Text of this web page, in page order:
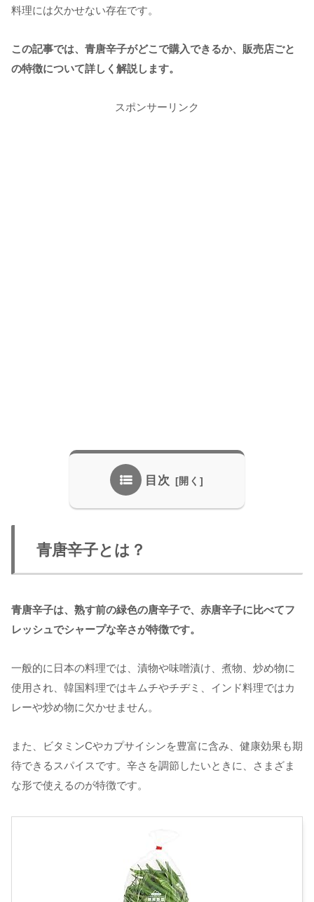
料理には欠かせない存在です。
この記事では、青唐辛子がどこで購入できるか、販売店ごと
の特徴について詳しく解説します。
スポンサーリンク
目次
青唐辛子とは？
青唐辛子は、熟す前の緑色の唐辛子で、赤唐辛子に比べてフ
レッシュでシャープな辛さが特徴です。
一般的に日本の料理では、漬物や味噌漬け、煮物、炒め物に
使用され、韓国料理ではキムチやチヂミ、インド料理ではカ
レーや炒め物に欠かせません。
また、ビタミンCやカプサイシンを豊富に含み、健康効果も期
待できるスパイスです。辛さを調節したいときに、さまざま
な形で使えるのが特徴です。